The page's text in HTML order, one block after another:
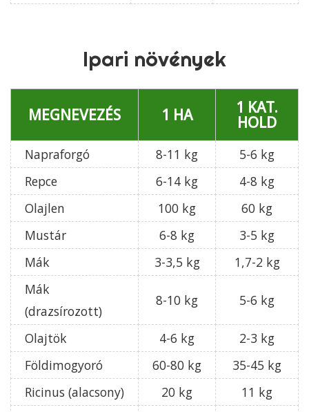
Ipari növények
MEGNEVEZÉS 1 HA 1 KAT.
HOLD
Napraforgó 8-11 kg
5-6 kg
Repce
6-14 kg
4-8 kg
Olajlen
100 kg
60 kg
Mustár
6-8 kg
3-5 kg
Mák
3-3,5 kg
1,7-2 kg
Mák
(drazsírozott)
8-10 kg 5-6 kg
Olajtök 4-6 kg
2-3 kg
Földimogyoró
60-80 kg
35-45 kg
Ricinus (alacsony)
20 kg
11 kg